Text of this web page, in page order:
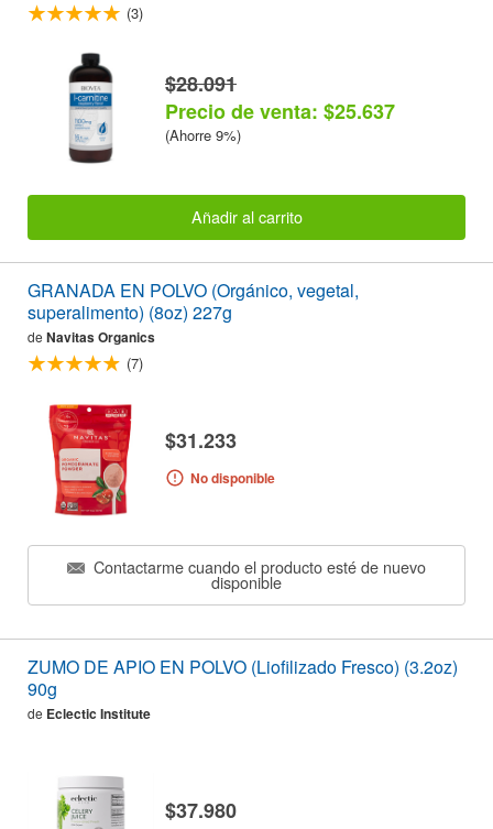
(3)
$28.091
Precio de venta: $25.637
(Ahorre 9%)
Añadir al carrito
GRANADA EN POLVO (Orgánico, vegetal,
superalimento) (8oz) 227g
de Navitas Organics
(7)
$31.233
No disponible
Contactarme cuando el producto esté de nuevo
disponible
ZUMO DE APIO EN POLVO (Liofilizado Fresco) (3.2oz)
90g
de Eclectic Institute
$37.980